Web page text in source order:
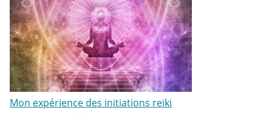
Mon expérience des initiations reiki